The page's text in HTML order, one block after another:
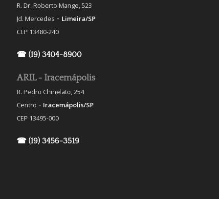
R. Dr. Roberto Mange, 523
Jd. Mercedes - Limeira/SP
CEP 13480-240
☎ (19) 3404-8900
ARIL - Iracemápolis
R. Pedro Chinelato, 254
Centro - Iracemápolis/SP
CEP 13495-000
☎ (19) 3456-3519